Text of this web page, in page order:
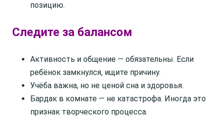
позицию.
Следите за балансом
Активность и общение — обязательны. Если
ребёнок замкнулся, ищите причину.
Учёба важна, но не ценой сна и здоровья.
Бардак в комнате — не катастрофа. Иногда это
признак творческого процесса.